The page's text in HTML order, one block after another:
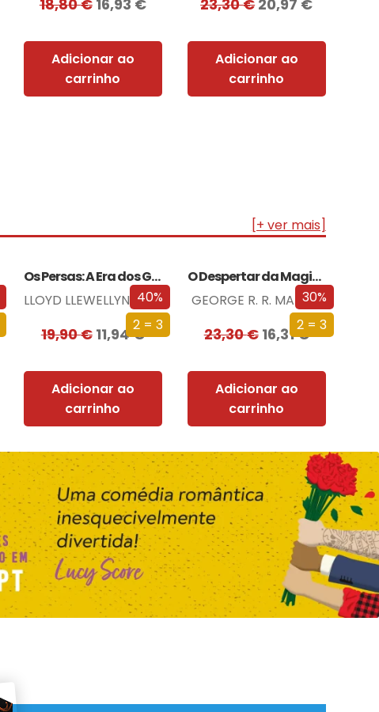
18,80€ 16,93 €
Adicionar ao
carrinho
23,30€20,97 €
Adicionar ao
carrinho
[+ ver mais]
40%
2 = 3
Os Persas: A Era dos Grandes Reis
LLOYD LLEWELLYN-JONES
19,90€ 11,94€
Adicionar ao
carrinho
30%
2 = 3
O Despertar da Magia (Edição especial limitada)
GEORGE R. R. MARTIN
23,30€ 16,31€
Adicionar ao
carrinho